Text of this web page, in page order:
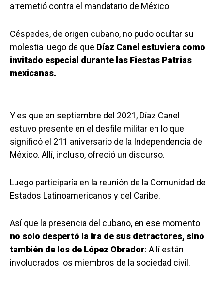
arremetió contra el mandatario de México.
Céspedes, de origen cubano, no pudo ocultar su
molestia luego de que Díaz Canel estuviera como
invitado especial durante las Fiestas Patrias
mexicanas.
Y es que en septiembre del 2021, Díaz Canel
estuvo presente en el desfile militar en lo que
significó el 211 aniversario de la Independencia de
México. Allí, incluso, ofreció un discurso.
Luego participaría en la reunión de la Comunidad de
Estados Latinoamericanos y del Caribe.
Así que la presencia del cubano, en ese momento
no solo despertó la ira de sus detractores, sino
también de los de López Obrador: Allí están
involucrados los miembros de la sociedad civil.